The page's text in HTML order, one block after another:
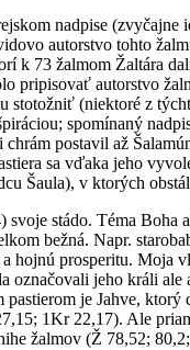
nadpise (zvyčajne
autorstvo tohto
k 73 žalmom Žaltára
pripisovať autorstvo
stotožniť (niektoré z
spomínaný
postavil až
sa vďaka jeho
Šaula), v ktorých
stádo. Téma Boha
bežná. Napr.
hojnú prosperitu. Moja
označovali jeho králi
je Jahve,
1Kr 22,17). Ale
žalmov (Ž 78,52;